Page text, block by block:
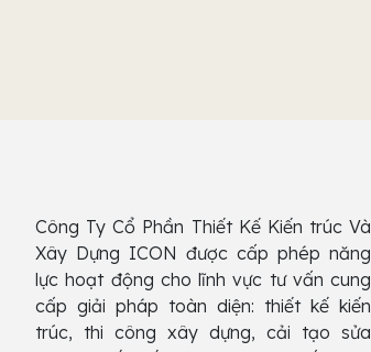
Công Ty Cổ Phần Thiết Kế Kiến trúc Và
Xây Dựng ICON được cấp phép năng
lực hoạt động cho lĩnh vực tư vấn cung
cấp giải pháp toàn diện: thiết kế kiến
trúc, thi công xây dựng, cải tạo sửa